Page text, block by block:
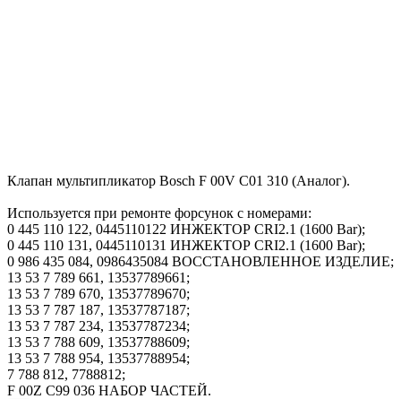
Клапан мультипликатор Bosch F 00V C01 310 (Аналог).
Используется при ремонте форсунок с номерами:
0 445 110 122, 0445110122 ИНЖЕКТОР CRI2.1 (1600 Bar);
0 445 110 131, 0445110131 ИНЖЕКТОР CRI2.1 (1600 Bar);
0 986 435 084, 0986435084 ВОССТАНОВЛЕННОЕ ИЗДЕЛИЕ;
13 53 7 789 661, 13537789661;
13 53 7 789 670, 13537789670;
13 53 7 787 187, 13537787187;
13 53 7 787 234, 13537787234;
13 53 7 788 609, 13537788609;
13 53 7 788 954, 13537788954;
7 788 812, 7788812;
F 00Z C99 036 НАБОР ЧАСТЕЙ.